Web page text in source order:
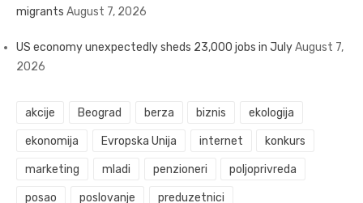
migrants August 7, 2026
US economy unexpectedly sheds 23,000 jobs in JulyAugust 7,
2026
akcije Beograd berza biznis ekologija
ekonomija Evropska Unija internet konkurs
marketing mladi penzioneri poljoprivreda
posao poslovanje preduzetnici